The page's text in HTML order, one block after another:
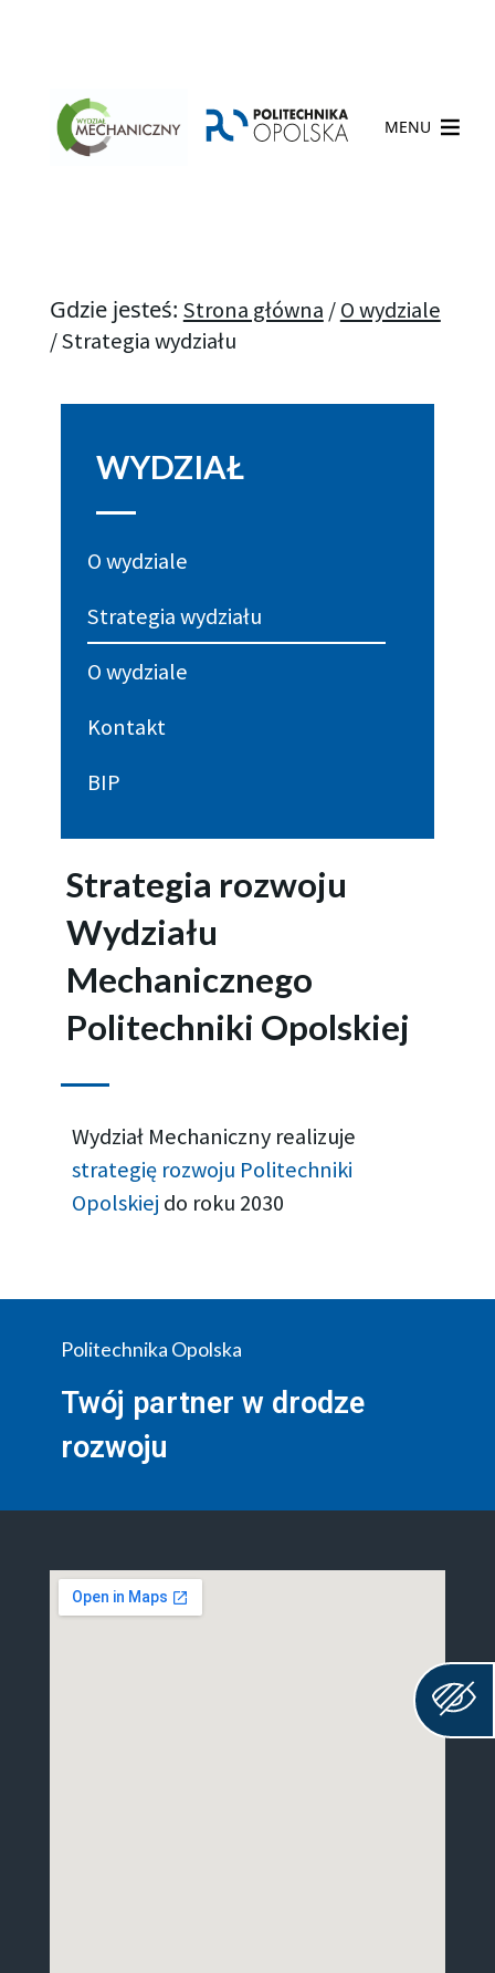
MENU
Gdzie jesteś: Strona główna /O wydziale
/Strategia wydziału
WYDZIAŁ
O wydziale
Strategia wydziału
O wydziale
Kontakt
BIP
Strategia rozwoju
Wydziału
Mechanicznego
Politechniki Opolskiej
Wydział Mechaniczny realizuje
strategię rozwoju Politechniki
Opolskiej do roku 2030
Politechnika Opolska
Twój partner w drodze
rozwoju